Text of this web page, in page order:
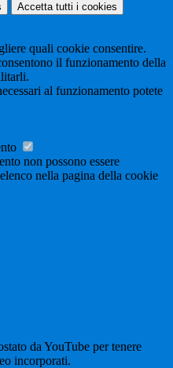
Accetta tutti i cookies
quali cookie consentire.
il funzionamento della
al funzionamento potete
non possono essere
nella pagina della cookie
da YouTube per tenere
incorporati.